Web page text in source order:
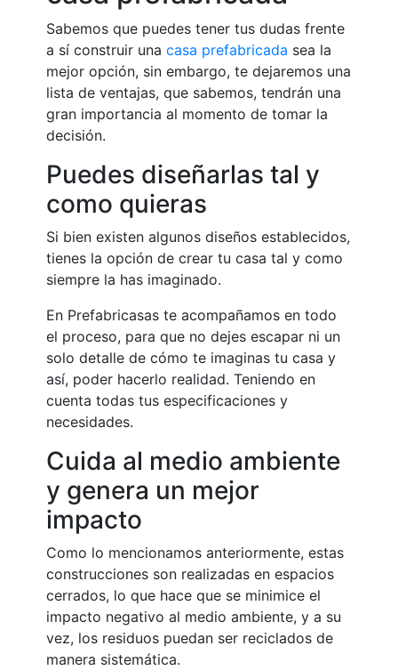
Sabemos que puedes tener tus dudas frente
a sí construir una casa prefabricada sea la
mejor opción, sin embargo, te dejaremos una
lista de ventajas, que sabemos, tendrán una
gran importancia al momento de tomar la
decisión.
Puedes diseñarlas tal y
como quieras
Si bien existen algunos diseños establecidos,
tienes la opción de crear tu casa tal y como
siempre la has imaginado.
En Prefabricasas te acompañamos en todo
el proceso, para que no dejes escapar ni un
solo detalle de cómo te imaginas tu casa y
así, poder hacerlo realidad. Teniendo en
cuenta todas tus especificaciones y
necesidades.
Cuida al medio ambiente
y genera un mejor
impacto
Como lo mencionamos anteriormente, estas
construcciones son realizadas en espacios
cerrados, lo que hace que se minimice el
impacto negativo al medio ambiente, y a su
vez, los residuos puedan ser reciclados de
manera sistemática.